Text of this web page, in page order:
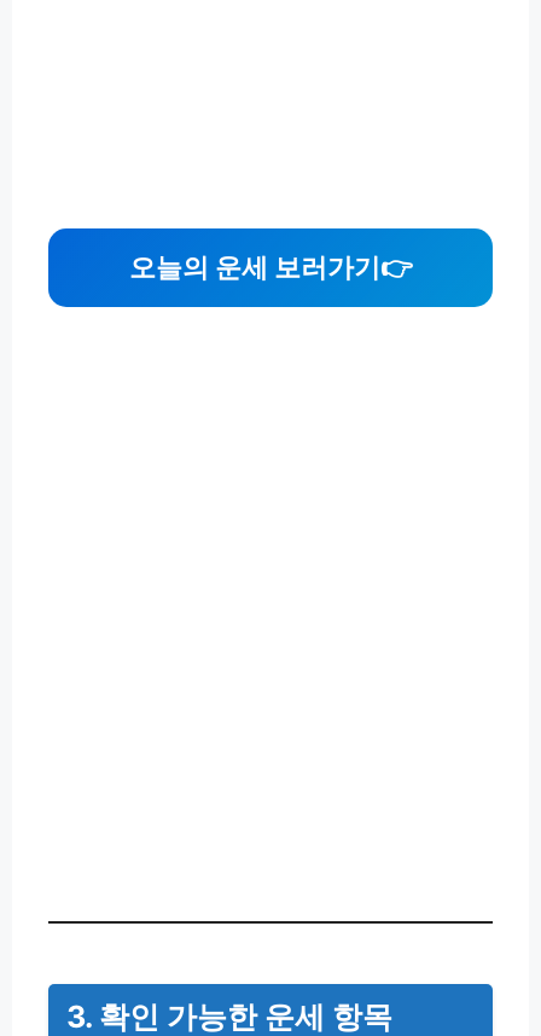
오늘의 운세 보러가기👉
3. 확인 가능한 운세 항목